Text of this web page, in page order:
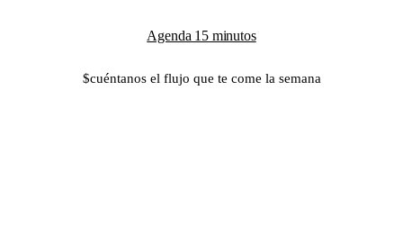
Agenda 15 minutos
$cuéntanos el flujo que te come la semana